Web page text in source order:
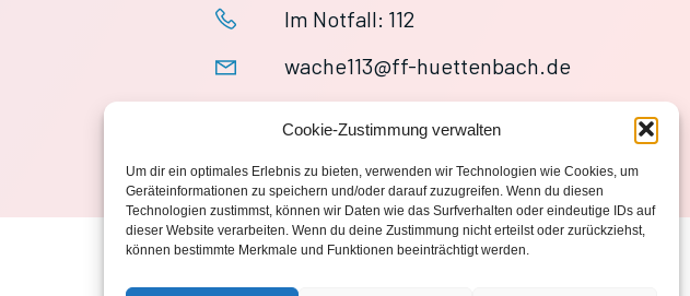
Cookie-Zustimmung verwalten
Um dir ein optimales Erlebnis zu bieten, verwenden wir Technologien wie Cookies, um
Geräteinformationen zu speichern und/oder darauf zuzugreifen. Wenn du diesen
Technologien zustimmst, können wir Daten wie das Surfverhalten oder eindeutige IDs auf
dieser Website verarbeiten. Wenn du deine Zustimmung nicht erteilst oder zurückziehst,
können bestimmte Merkmale und Funktionen beeinträchtigt werden.
Im Notfall: 112
wache113@ff-huettenbach.de